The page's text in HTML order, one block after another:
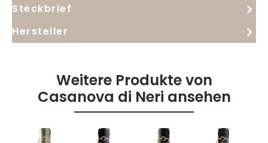
Steckbrief
Hersteller
Weitere Produkte von
Casanova di Neri ansehen